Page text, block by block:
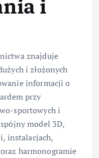
i
znajduje
i złożonych
informacji o
przy
sportowych i
model 3D,
instalacjach,
harmonogramie